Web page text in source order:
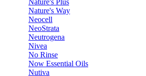
Nature's Plus
Nature's Way
Neocell
NeoStrata
Neutrogena
Nivea
No Rinse
Now Essential Oils
Nutiva